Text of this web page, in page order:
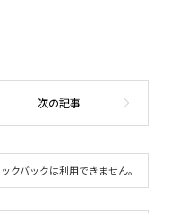
クバックは利用できません。